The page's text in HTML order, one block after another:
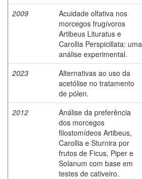
2009
Acuidade olfativa nos
morcegos frugívoros
Artibeus Lituratus e
Carollia Perspicillata: uma
análise experimental.
2023
Alternativas ao uso da
acetólise no tratamento
de pólen.
2012
Análise da preferência
dos morcegos
filostomídeos Artibeus,
Carollia e Sturnira por
frutos de Ficus, Piper e
Solanum com base em
testes de cativeiro.